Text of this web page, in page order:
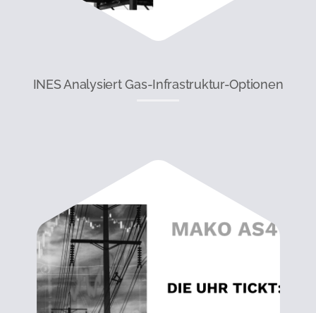
INES Analysiert Gas-Infrastruktur-Optionen